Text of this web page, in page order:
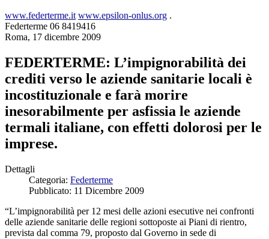
www.federterme.it www.epsilon-onlus.org .
Federterme 06 8419416
Roma, 17 dicembre 2009
FEDERTERME: L’impignorabilità dei
crediti verso le aziende sanitarie locali è
incostituzionale e farà morire
inesorabilmente per asfissia le aziende
termali italiane, con effetti dolorosi per le
imprese.
Dettagli
Categoria: Federterme
Pubblicato: 11 Dicembre 2009
“L’impignorabilità per 12 mesi delle azioni esecutive nei confronti
delle aziende sanitarie delle regioni sottoposte ai Piani di rientro,
prevista dal comma 79, proposto dal Governo in sede di